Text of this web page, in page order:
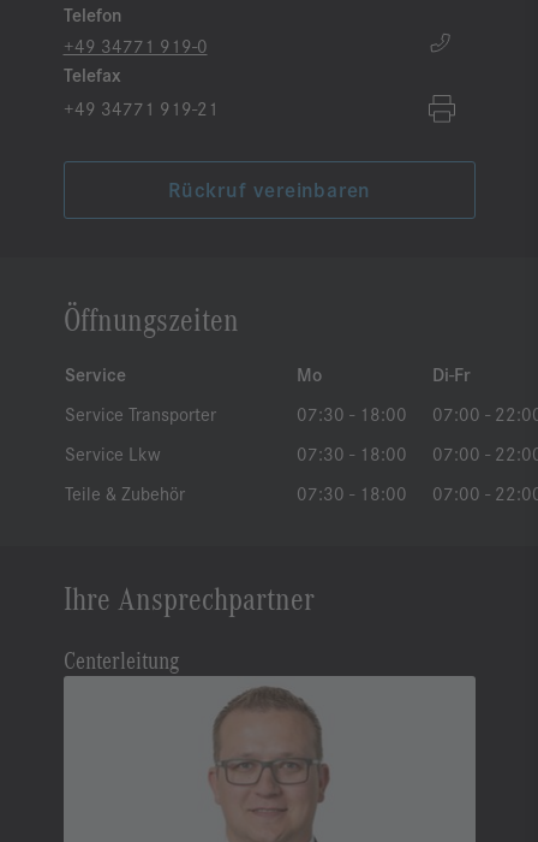
Telefon
+49 34771 919-0
Telefax
+49 34771 919-21
Rückruf vereinbaren
Öffnungszeiten
Service Mo
Di-Fr
Service Transporter
07:30 - 18:00
07:00 -
Service Lkw
07:30 - 18:00
07:00 -
Teile & Zubehör
07:30 - 18:00 07:00 -
Ihre Ansprechpartner
Centerleitung